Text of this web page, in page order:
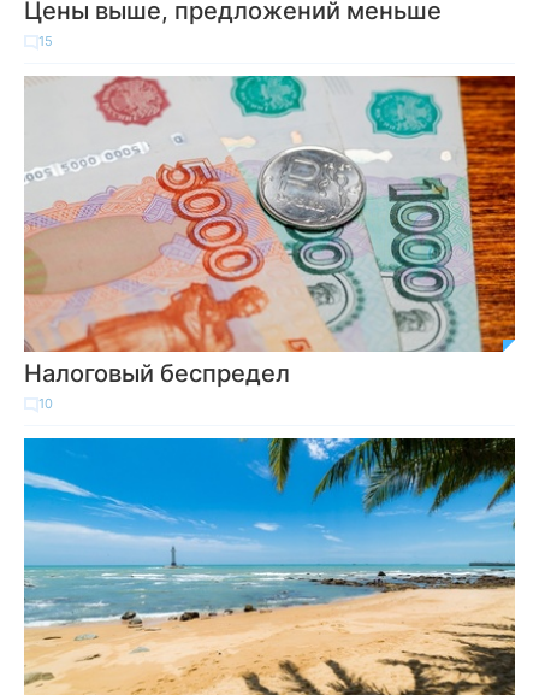
Цены выше, предложений меньше
15
Налоговый беспредел
10